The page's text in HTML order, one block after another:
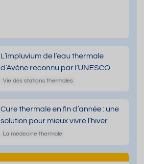
L’impluvium de l’eau thermale
d’Avène reconnu par l’UNESCO
Vie des stations thermales
Cure thermale en fin d’année : une
solution pour mieux vivre l’hiver
La médecine thermale